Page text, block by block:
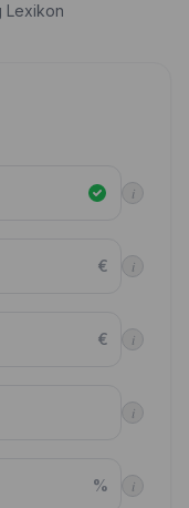
Lexikon
i
€ i
€ i
i
% i